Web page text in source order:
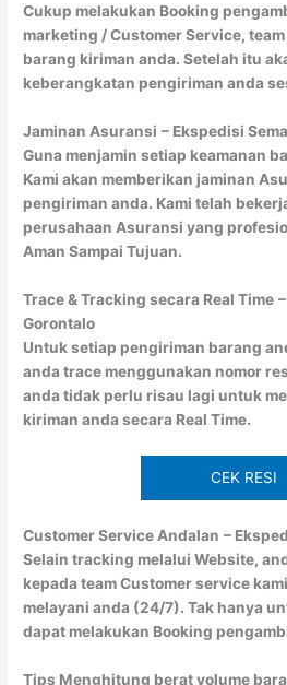
Cukup melakukan Booking
marketing / Customer Service,
barang kiriman anda. Setelah itu
keberangkatan pengiriman anda
Jaminan Asuransi – Ekspedisi
Guna menjamin setiap keamanan
Kami akan memberikan jaminan
pengiriman anda. Kami telah
perusahaan Asuransi yang
Aman Sampai Tujuan.
Trace & Tracking secara Real Time
Gorontalo
Untuk setiap pengiriman barang
anda trace menggunakan nomor
anda tidak perlu risau lagi untuk
kiriman anda secara Real Time.
CEK RESI
Customer Service Andalan –
Selain tracking melalui Website,
kepada team Customer service
melayani anda (24/7). Tak hanya
dapat melakukan Booking
Tips Menghitung berat volume